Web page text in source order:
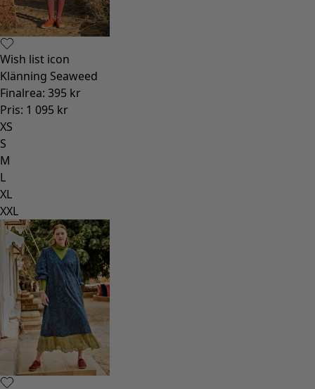
Wish list icon
Klänning Seaweed
Finalrea: 395 kr
Pris: 1 095 kr
XS
S
M
L
XL
XXL